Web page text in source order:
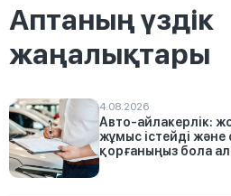
Аптаның үздік
жаңалықтары
4.08.2026
Авто-айлакерлік:
жұмыс істейді және
қорғаныңыз бола